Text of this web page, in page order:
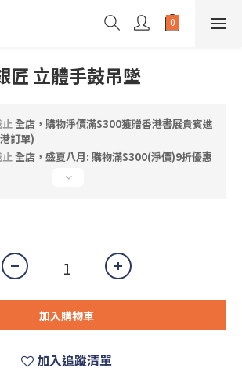
匠 立體手鼓吊墜
全店，購物淨價滿$300獲贈香港書展貴賓進
訂單)
全店，盛夏八月: 購物滿$300(淨價)9折優惠
加入購物車
加入追蹤清單